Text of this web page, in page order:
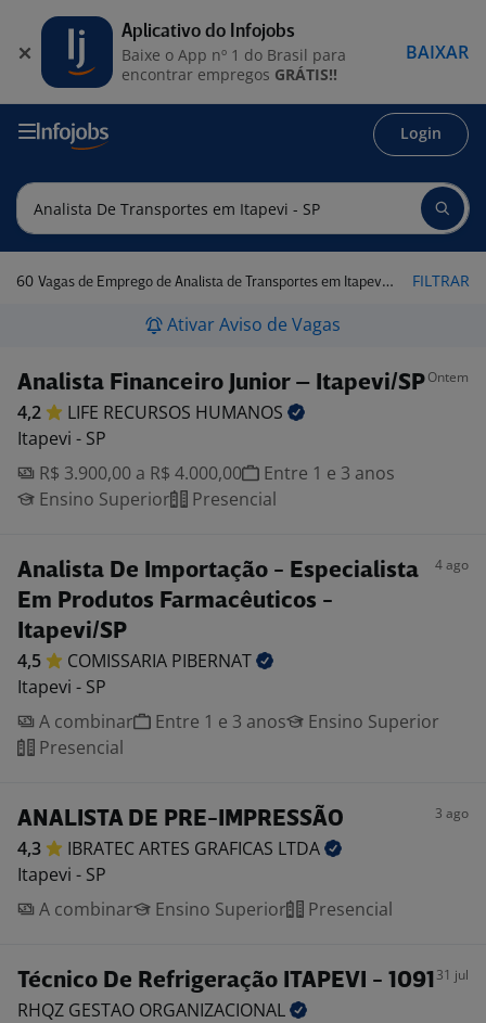
Login
60 Vagas de Emprego de Analista de Transportes em Itapevi - SP FILTRAR
Ativar Aviso de Vagas
Analista Financeiro Junior – Itapevi/SPOntem
4,2 LIFE RECURSOS HUMANOS
Itapevi - SP
R$ 3.900,00 a R$ 4.000,00
Entre 1 e 3 anos
Ensino Superior
Presencial
Analista De Importação - Especialista
Em Produtos Farmacêuticos -
Itapevi/SP
4 ago
4,5 COMISSARIA PIBERNAT
Itapevi - SP
A combinar
Entre 1 e 3 anos
Ensino Superior
Presencial
ANALISTA DE PRE-IMPRESSÃO 3 ago
4,3 IBRATEC ARTES GRAFICAS LTDA
Itapevi - SP
A combinar
Ensino Superior Presencial
Técnico De Refrigeração ITAPEVI - 1091 31 jul
RHQZ GESTAO ORGANIZACIONAL
Aplicativo do Infojobs
Baixe o App nº 1 do Brasil para
encontrar empregos GRÁTIS!!
BAIXAR